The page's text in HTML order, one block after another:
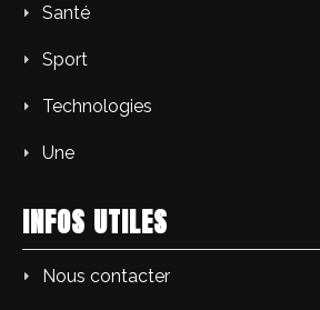
Santé
Sport
Technologies
Une
INFOS UTILES
Nous contacter